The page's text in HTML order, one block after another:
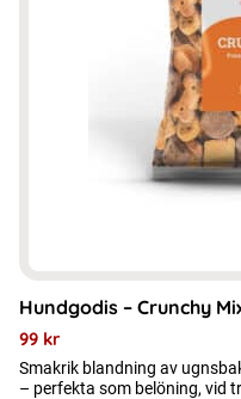
Hundgodis – Crunchy
99 kr
Smakrik blandning av
– perfekta som belöning, vid